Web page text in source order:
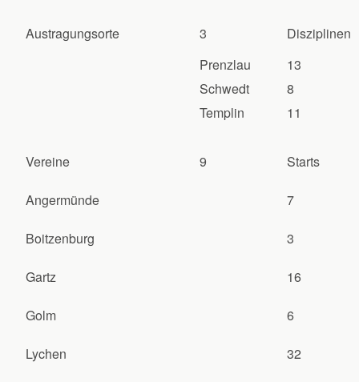
Austragungsorte 3
Disziplinen
Prenzlau
13
Schwedt
8
Templin
11
Vereine 9 Starts
Angermünde 7
Boitzenburg 3
Gartz 16
Golm 6
Lychen 32